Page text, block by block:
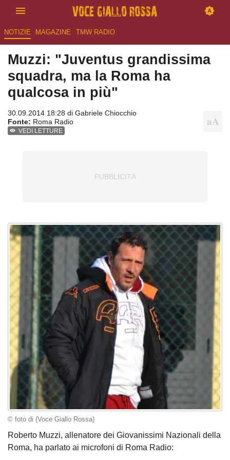
NOTIZIE MAGAZINE TMW RADIO
Muzzi: "Juventus grandissima
squadra, ma la Roma ha
qualcosa in più"
30.09.2014 18:28 di Gabriele Chiocchio
Fonte: Roma Radio
VEDI LETTURE
© foto di (Voce Giallo Rossa)
Roberto Muzzi, allenatore dei Giovanissimi Nazionali della
Roma, ha parlato ai microfoni di Roma Radio: